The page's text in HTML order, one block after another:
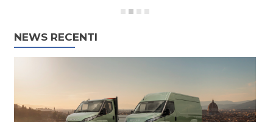
NEWS RECENTI